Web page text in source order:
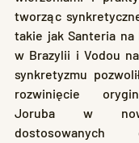
tworząc
takie jak Santeria na
w Brazylii i Vodou
synkretyzmu
rozwinięcie
Joruba w